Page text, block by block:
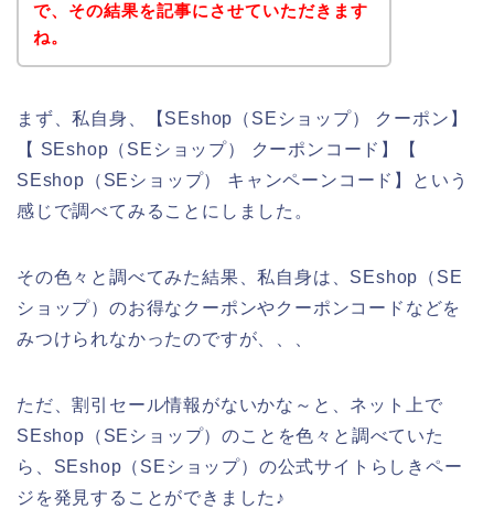
で、その結果を記事にさせていただきます
ね。
まず、私自身、【SEshop（SEショップ） クーポン】
【 SEshop（SEショップ） クーポンコード】【
SEshop（SEショップ） キャンペーンコード】という
感じで調べてみることにしました。
その色々と調べてみた結果、私自身は、SEshop（SE
ショップ）のお得なクーポンやクーポンコードなどを
みつけられなかったのですが、、、
ただ、割引セール情報がないかな～と、ネット上で
SEshop（SEショップ）のことを色々と調べていた
ら、SEshop（SEショップ）の公式サイトらしきペー
ジを発見することができました♪